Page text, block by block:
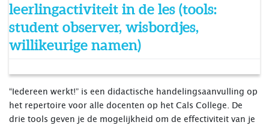
leerlingactiviteit in de les (tools:
student observer, wisbordjes,
willikeurige namen)
“Iedereen werkt!” is een didactische handelingsaanvulling op
het repertoire voor alle docenten op het Cals College. De
drie tools geven je de mogelijkheid om de effectiviteit van je